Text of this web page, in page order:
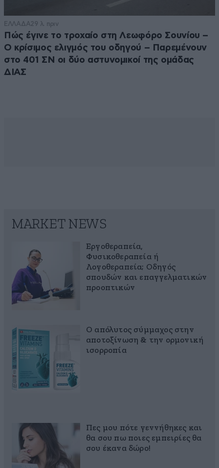
ΕΛΛΑΔΑ29 λ. πριν
Πώς έγινε το τροχαίο στη Λεωφόρο Σουνίου –
Ο κρίσιμος ελιγμός του οδηγού – Παρεμένουν
στο 401 ΣΝ οι δύο αστυνομικοί της ομάδας
ΔΙΑΣ
MARKET NEWS
Εργοθεραπεία,
Φυσικοθεραπεία ή
Λογοθεραπεία; Οδηγός
σπουδών και επαγγελματικών
προοπτικών
Ο απόλυτος σύμμαχος στην
αποτοξίνωση & την ορμονική
ισορροπία
Πες μου πότε γεννήθηκες και
θα σου πω ποιες εμπειρίες θα
σου έκανα δώρο!